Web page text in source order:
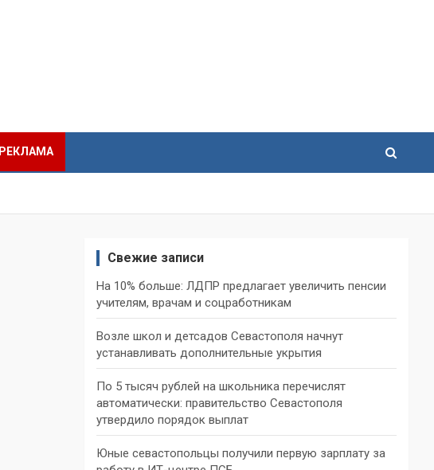
РЕКЛАМА
Свежие записи
На 10% больше: ЛДПР предлагает увеличить пенсии
учителям, врачам и соцработникам
Возле школ и детсадов Севастополя начнут
устанавливать дополнительные укрытия
По 5 тысяч рублей на школьника перечислят
автоматически: правительство Севастополя
утвердило порядок выплат
Юные севастопольцы получили первую зарплату за